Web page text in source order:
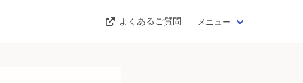
よくあるご質問 メニュー